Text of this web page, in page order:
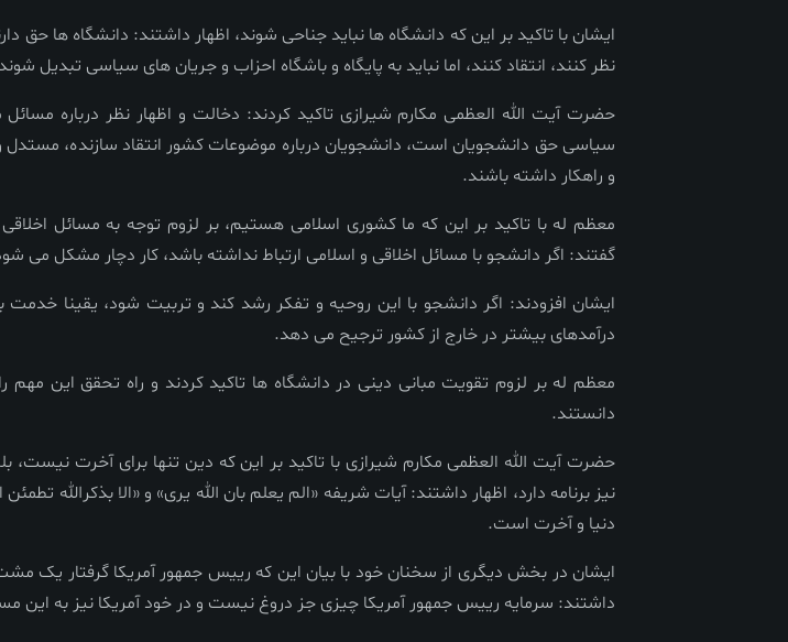
ایشان با تاکید بر این که دانشگاه ها نباید جناحی شوند، اظهار داشتند: دانشگاه ها حق
نظر کنند، انتقاد کنند، اما نباید به پایگاه و باشگاه احزاب و جریان های سیاسی تبدیل
حضرت آیت الله العظمی مکارم شیرازی تاکید کردند: دخالت و اظهار نظر درباره
سیاسی حق دانشجویان است، دانشجویان درباره موضوعات کشور انتقاد سازنده، مستدل و
و راهکار داشته باشند.
معظم له با تاکید بر این که ما کشوری اسلامی هستیم، بر لزوم توجه به مسائل اخلاقی
گفتند: اگر دانشجو با مسائل اخلاقی و اسلامی ارتباط نداشته باشد، کار دچار مشکل می
ایشان افزودند: اگر دانشجو با این روحیه و تفکر رشد کند و تربیت شود، یقینا خدمت
درآمدهای بیشتر در خارج از کشور ترجیح می دهد.
معظم له بر لزوم تقویت مبانی دینی در دانشگاه ها تاکید کردند و راه تحقق این مهم
دانستند.
حضرت آیت الله العظمی مکارم شیرازی با تاکید بر این که دین تنها برای آخرت نیست،
نیز برنامه دارد، اظهار داشتند: آیات شریفه «الم یعلم بان الله یری» و «الا بذکرالله
دنیا و آخرت است.
ایشان در بخش دیگری از سخنان خود با بیان این که رییس جمهور آمریکا گرفتار یک
داشتند: سرمایه رییس جمهور آمریکا چیزی جز دروغ نیست و در خود آمریکا نیز به این